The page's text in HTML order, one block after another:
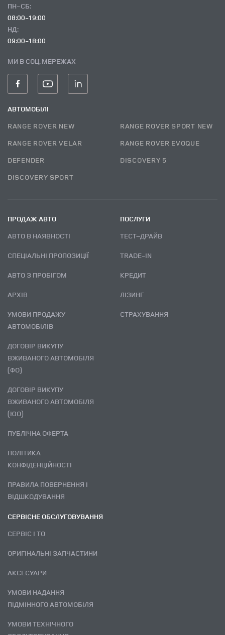
ПН-СБ:
08:00-19:00
НД:
09:00-18:00
МИ В СОЦ. МЕРЕЖАХ
АВТОМОБІЛІ
RANGE ROVER NEW
RANGE ROVER SPORT NEW
RANGE ROVER VELAR
RANGE ROVER EVOQUE
DEFENDER
DISCOVERY 5
DISCOVERY SPORT
ПРОДАЖ АВТО
АВТО В НАЯВНОСТІ
СПЕЦІАЛЬНІ ПРОПОЗИЦІЇ
АВТО З ПРОБІГОМ
АРХІВ
УМОВИ ПРОДАЖУ
АВТОМОБІЛІВ
ДОГОВІР ВИКУПУ
ВЖИВАНОГО АВТОМОБІЛЯ
(ФО)
ДОГОВІР ВИКУПУ
ВЖИВАНОГО АВТОМОБІЛЯ
(ЮО)
ПУБЛІЧНА ОФЕРТА
ПОЛІТИКА
КОНФІДЕНЦІЙНОСТІ
ПРАВИЛА ПОВЕРНЕННЯ І
ВІДШКОДУВАННЯ
ПОСЛУГИ
ТЕСТ–ДРАЙВ
TRADE-IN
КРЕДИТ
ЛІЗИНГ
СТРАХУВАННЯ
СЕРВІСНЕ ОБСЛУГОВУВАННЯ
СЕРВІС І ТО
ОРИГІНАЛЬНІ ЗАПЧАСТИНИ
АКСЕСУАРИ
УМОВИ НАДАННЯ
ПІДМІННОГО АВТОМОБІЛЯ
УМОВИ ТЕХНІЧНОГО